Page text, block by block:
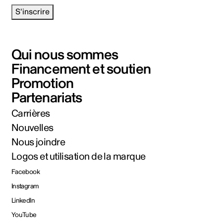
S'inscrire
Qui nous sommes
Financement et soutien
Promotion
Partenariats
Carrières
Nouvelles
Nous joindre
Logos et utilisation de la marque
Facebook
Instagram
LinkedIn
YouTube